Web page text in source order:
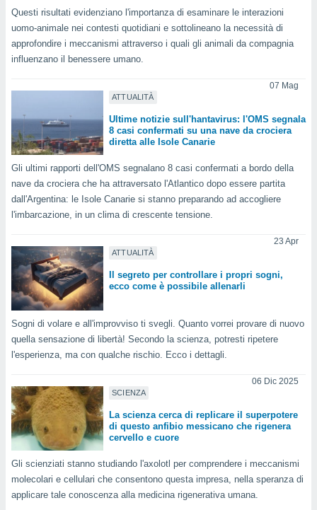
ci
il
la
di esso.
cookie
il tuo
a piè
del
web.
Questi risultati evidenziano l'importanza di esaminare le interazioni
uomo-animale nei contesti quotidiani e sottolineano la necessità di
approfondire i meccanismi attraverso i quali gli animali da compagnia
influenzano il benessere umano.
ATTUALITÀ
07 Mag
Ultime notizie sull'hantavirus: l'OMS segnala
8 casi confermati su una nave da crociera
diretta alle Isole Canarie
Gli ultimi rapporti dell'OMS segnalano 8 casi confermati a bordo della
nave da crociera che ha attraversato l'Atlantico dopo essere partita
dall'Argentina: le Isole Canarie si stanno preparando ad accogliere
l'imbarcazione, in un clima di crescente tensione.
ATTUALITÀ
23 Apr
Il segreto per controllare i propri sogni,
ecco come è possibile allenarli
Sogni di volare e all'improvviso ti svegli. Quanto vorrei provare di nuovo
quella sensazione di libertà! Secondo la scienza, potresti ripetere
l'esperienza, ma con qualche rischio. Ecco i dettagli.
SCIENZA
06 Dic 2025
La scienza cerca di replicare il superpotere
di questo anfibio messicano che rigenera
cervello e cuore
Gli scienziati stanno studiando l'axolotl per comprendere i meccanismi
molecolari e cellulari che consentono questa impresa, nella speranza di
applicare tale conoscenza alla medicina rigenerativa umana.